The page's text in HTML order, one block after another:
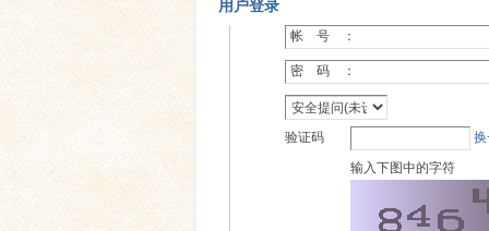
用户登录
帐 号 ：
密 码 ：
验证码
输入下图中的字符